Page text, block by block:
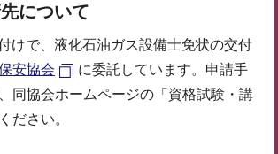
について
けで、液化石油ガス設備士免状の交付
安協会
に委託しています。申請手
同協会ホームページの「資格試験・講
ださい。